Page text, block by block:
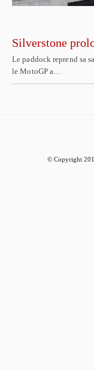
Silverstone
Le paddock reprend sa
le MotoGP a…
© Copyright